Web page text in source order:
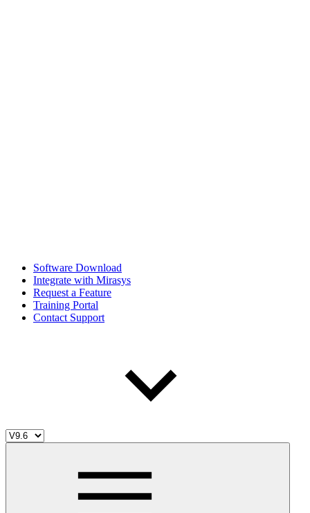
Software Download
Integrate with Mirasys
Request a Feature
Training Portal
Contact Support